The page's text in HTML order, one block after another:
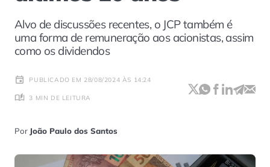
Alvo de discussões recentes, o JCP também é
uma forma de remuneração aos acionistas, assim
como os dividendos
PUBLICADO EM 28/08/2024 ÀS 14:24
3 MIN DE LEITURA
Por João Paulo dos Santos